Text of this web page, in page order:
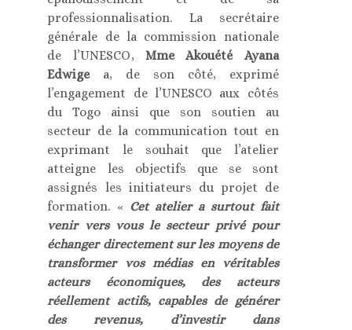
professionnalisation. La secrétaire
générale de la commission nationale
de l’UNESCO,Mme Akouété Ayana
Edwigea, de son côté, exprimé
l’engagement de l’UNESCO aux côtés
du Togo ainsi que son soutien au
secteur de la communication tout en
exprimant le souhait que l’atelier
atteigne les objectifs que se sont
assignés les initiateurs du projet de
formation. « Cet atelier a surtout fait
venir vers vous le secteur privé pour
échanger directement sur les moyens de
transformer vos médias en véritables
acteurs économiques, des acteurs
réellement actifs, capables de générer
des revenus, d’investir dans